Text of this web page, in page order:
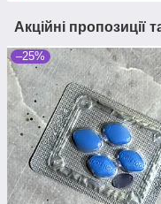
Акційні пропозиції
–25%